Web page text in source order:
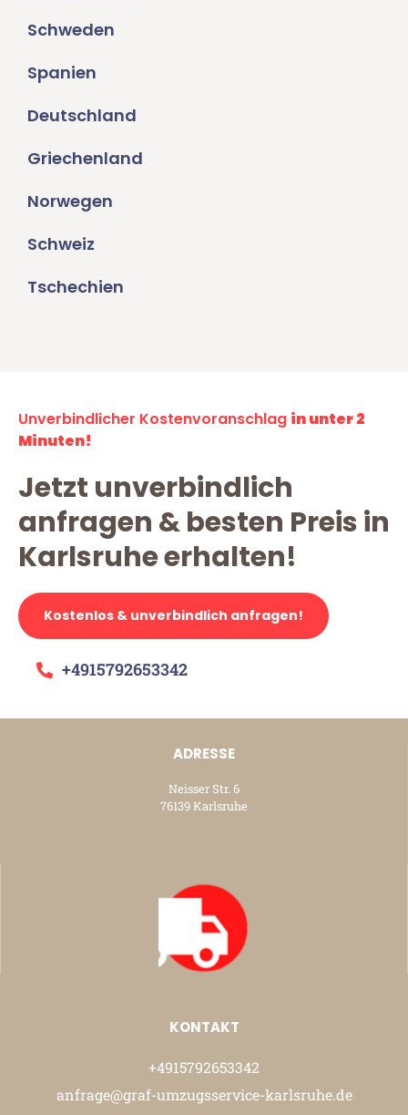
Schweden
Spanien
Deutschland
Griechenland
Norwegen
Schweiz
Tschechien
Unverbindlicher Kostenvoranschlag in unter 2
Minuten!
Jetzt unverbindlich
anfragen & besten Preis in
Karlsruhe erhalten!
Kostenlos & unverbindlich anfragen!
+4915792653342
ADRESSE
Neisser Str. 6
76139 Karlsruhe
KONTAKT
+4915792653342
anfrage@graf-umzugsservice-karlsruhe.de